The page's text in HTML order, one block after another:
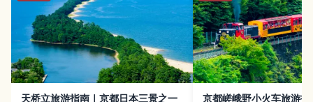
天桥立旅游指南｜京都日本三景之一 京都嵯峨野小火车旅游指